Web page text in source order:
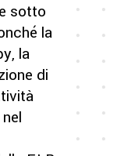
sotto
la
la
di